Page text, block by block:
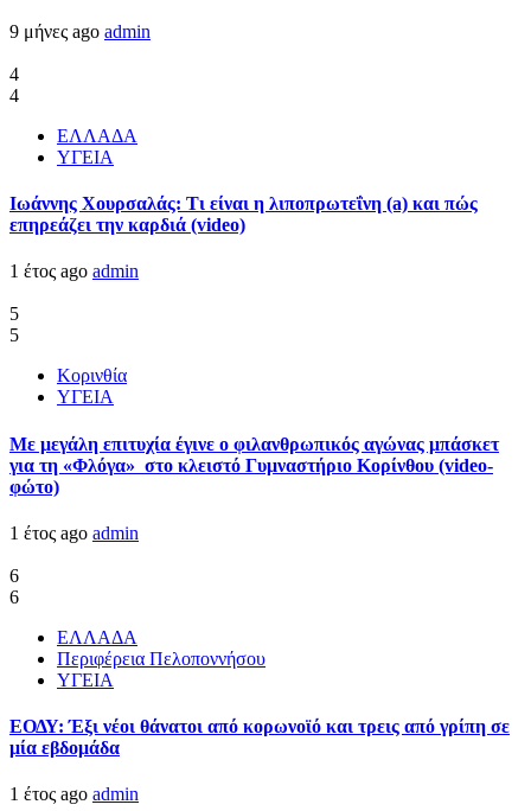
9 μήνες ago admin
4
4
ΕΛΛΑΔΑ
ΥΓΕΙΑ
Ιωάννης Χουρσαλάς: Τι είναι η λιποπρωτεΐνη (a) και πώς
επηρεάζει την καρδιά (video)
1 έτος ago admin
5
5
Κορινθία
ΥΓΕΙΑ
Με μεγάλη επιτυχία έγινε ο φιλανθρωπικός αγώνας μπάσκετ
για τη «Φλόγα» στο κλειστό Γυμναστήριο Κορίνθου (video-
φώτο)
1 έτος ago admin
6
6
ΕΛΛΑΔΑ
Περιφέρεια Πελοποννήσου
ΥΓΕΙΑ
ΕΟΔΥ: Έξι νέοι θάνατοι από κορωνοϊό και τρεις από γρίπη σε
μία εβδομάδα
1 έτος ago admin